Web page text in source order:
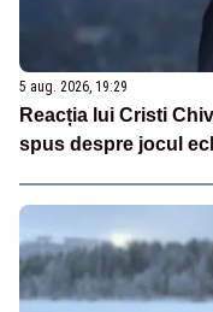
5 aug. 2026, 19:29
Reacția lui Cristi
spus despre jocul